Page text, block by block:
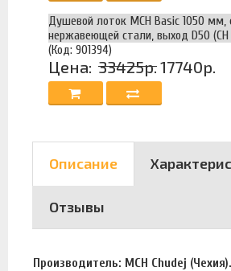
Душевой лоток MCH Basic 1050 мм,
нержавеющей стали, выход D50 (CH
(Код: 901394)
Цена: 33425р.17740р.
Описание
Отзывы
Производитель: MCH Chudej (Чехия).